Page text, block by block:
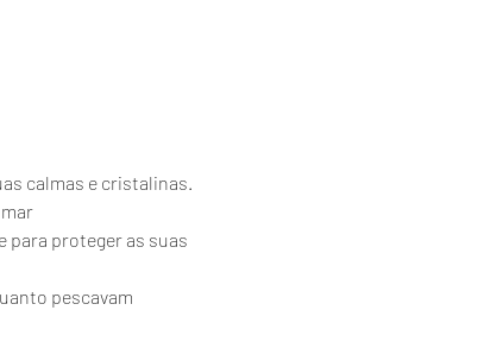
calmas e cristalinas.
para proteger as suas
pescavam